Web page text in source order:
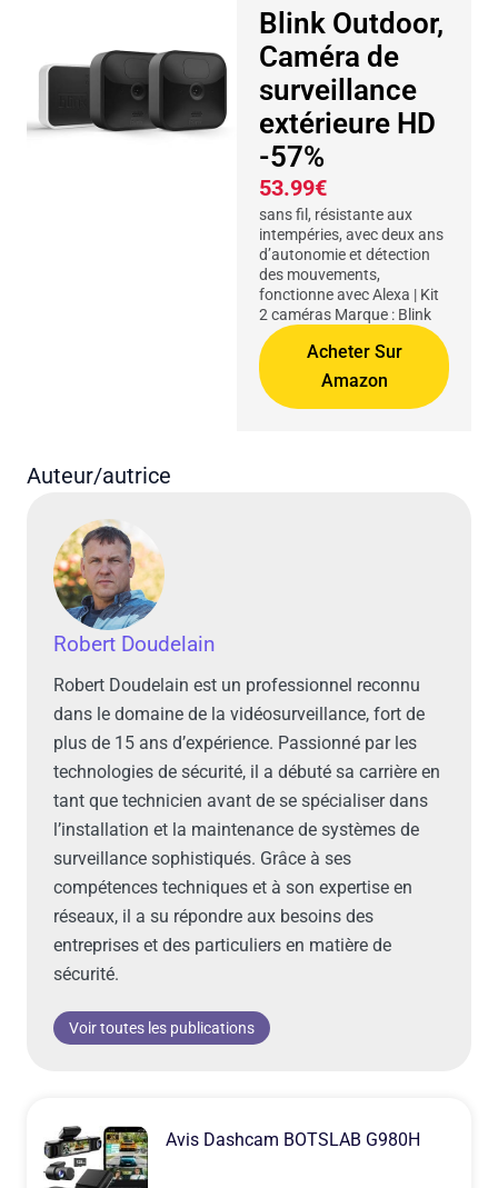
Blink Outdoor,
Caméra de
surveillance
extérieure HD
-57%
53.99€
sans fil, résistante aux
intempéries, avec deux ans
d’autonomie et détection
des mouvements,
fonctionne avec Alexa | Kit
2 caméras Marque : Blink
Acheter Sur
Amazon
Auteur/autrice
Robert Doudelain
Robert Doudelain est un professionnel reconnu
dans le domaine de la vidéosurveillance, fort de
plus de 15 ans d’expérience. Passionné par les
technologies de sécurité, il a débuté sa carrière en
tant que technicien avant de se spécialiser dans
l’installation et la maintenance de systèmes de
surveillance sophistiqués. Grâce à ses
compétences techniques et à son expertise en
réseaux, il a su répondre aux besoins des
entreprises et des particuliers en matière de
sécurité.
Voir toutes les publications
Avis Dashcam BOTSLAB G980H